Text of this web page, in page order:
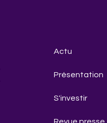
Actu
Présentation
S'investir
Revue presse